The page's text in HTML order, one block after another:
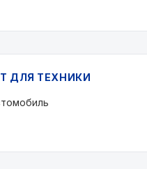
ДЛЯ ТЕХНИКИ